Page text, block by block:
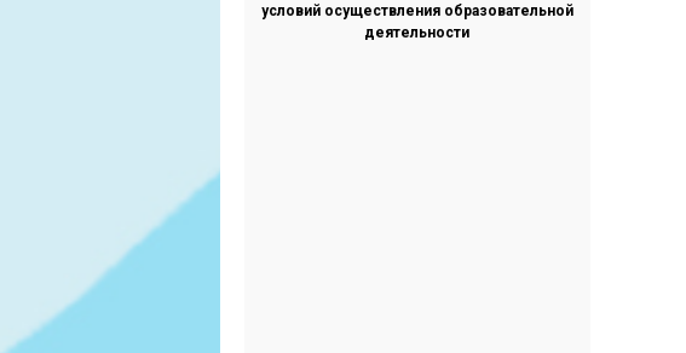
условий осуществления образовательной
деятельности